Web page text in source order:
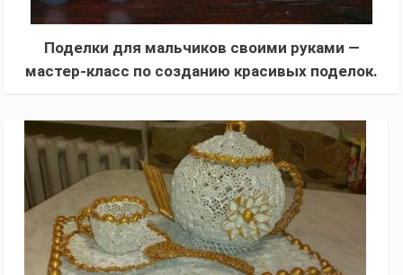
Поделки для мальчиков своими руками —
мастер-класс по созданию красивых поделок.
фото)